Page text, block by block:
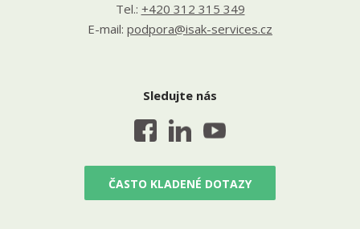
Tel.: +420 312 315 349
E-mail: podpora@isak-services.cz
Sledujte nás
ČASTO KLADENÉ DOTAZY